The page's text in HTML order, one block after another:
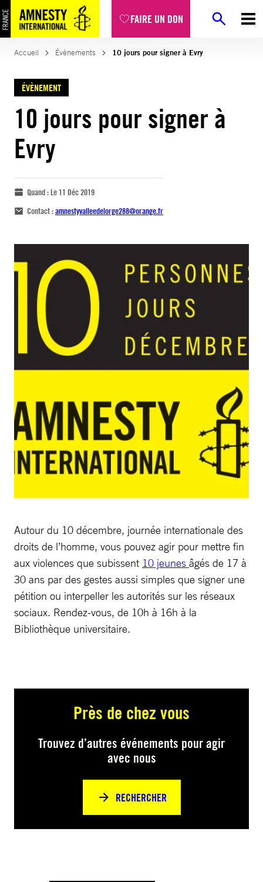
FAIRE UN DON
Accueil Évènements 10 jours pour signer à Evry
ÉVÈNEMENT
10 jours pour signer à
Evry
Quand :Le 11 Déc 2019
Contact :amnestyvalleedelorge288@orange.fr
Autour du 10 décembre, journée internationale des
droits de l’homme, vous pouvez agir pour mettre fin
aux violences que subissent 10 jeunes âgés de 17 à
30 ans par des gestes aussi simples que signer une
pétition ou interpeller les autorités sur les réseaux
sociaux. Rendez-vous, de 10h à 16h à la
Bibliothèque universitaire.
Près de chez vous
Trouvez d’autres événements pour agir
avec nous
RECHERCHER